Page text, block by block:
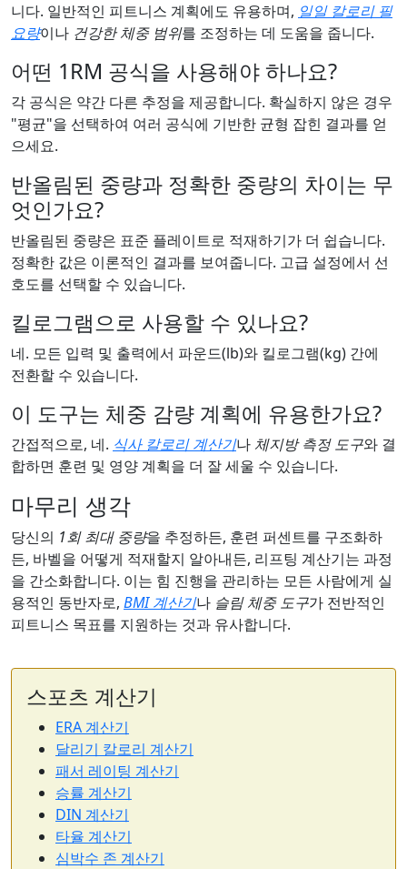
니다. 일반적인 피트니스 계획에도 유용하며, 일일 칼로리 필
요량이나 건강한 체중 범위를 조정하는 데 도움을 줍니다.
어떤 1RM 공식을 사용해야 하나요?
각 공식은 약간 다른 추정을 제공합니다. 확실하지 않은 경우
"평균"을 선택하여 여러 공식에 기반한 균형 잡힌 결과를 얻
으세요.
반올림된 중량과 정확한 중량의 차이는 무
엇인가요?
반올림된 중량은 표준 플레이트로 적재하기가 더 쉽습니다.
정확한 값은 이론적인 결과를 보여줍니다. 고급 설정에서 선
호도를 선택할 수 있습니다.
킬로그램으로 사용할 수 있나요?
네. 모든 입력 및 출력에서 파운드(lb)와 킬로그램(kg) 간에
전환할 수 있습니다.
이 도구는 체중 감량 계획에 유용한가요?
간접적으로, 네. 식사 칼로리 계산기나 체지방 측정 도구와 결
합하면 훈련 및 영양 계획을 더 잘 세울 수 있습니다.
마무리 생각
당신의 1회 최대 중량을 추정하든, 훈련 퍼센트를 구조화하
든, 바벨을 어떻게 적재할지 알아내든, 리프팅 계산기는 과정
을 간소화합니다. 이는 힘 진행을 관리하는 모든 사람에게 실
용적인 동반자로, BMI 계산기나 슬림 체중 도구가 전반적인
피트니스 목표를 지원하는 것과 유사합니다.
스포츠 계산기
ERA 계산기
달리기 칼로리 계산기
패서 레이팅 계산기
승률 계산기
DIN 계산기
타율 계산기
심박수 존 계산기